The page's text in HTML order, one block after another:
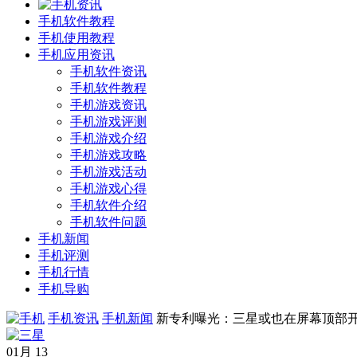
手机软件教程
手机使用教程
手机应用资讯
手机软件资讯
手机软件教程
手机游戏资讯
手机游戏评测
手机游戏介绍
手机游戏攻略
手机游戏活动
手机游戏心得
手机软件介绍
手机软件问题
手机新闻
手机评测
手机行情
手机导购
手机资讯 手机新闻 新专利曝光：三星或也在屏幕顶部
01月 13